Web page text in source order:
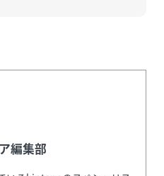
編集部